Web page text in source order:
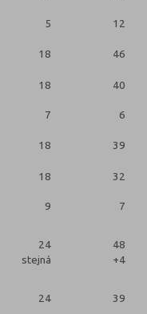
5 12
18 46
18 40
7 6
18 39
18 32
9 7
24
stejná
48
+4
24 39